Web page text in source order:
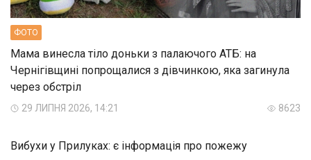
ФОТО
Мама винесла тіло доньки з палаючого АТБ: на
Чернігівщині попрощалися з дівчинкою, яка загинула
через обстріл
29 ЛИПНЯ 2026, 14:21 8623
Вибухи у Прилуках: є інформація про пожежу